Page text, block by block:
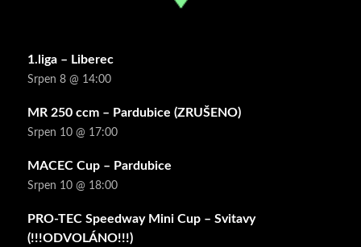
1.liga – Liberec
Srpen 8 @ 14:00
MR 250 ccm – Pardubice (ZRUŠENO)
Srpen 10 @ 17:00
MACEC Cup – Pardubice
Srpen 10 @ 18:00
PRO-TEC Speedway Mini Cup – Svitavy
(!!!ODVOLÁNO!!!)